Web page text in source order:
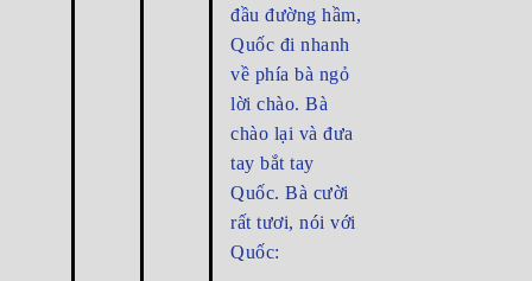
đầu đường hầm,
Quốc đi nhanh
về phía bà ngỏ
lời chào. Bà
chào lại và đưa
tay bắt tay
Quốc. Bà cười
rất tươi, nói với
Quốc: